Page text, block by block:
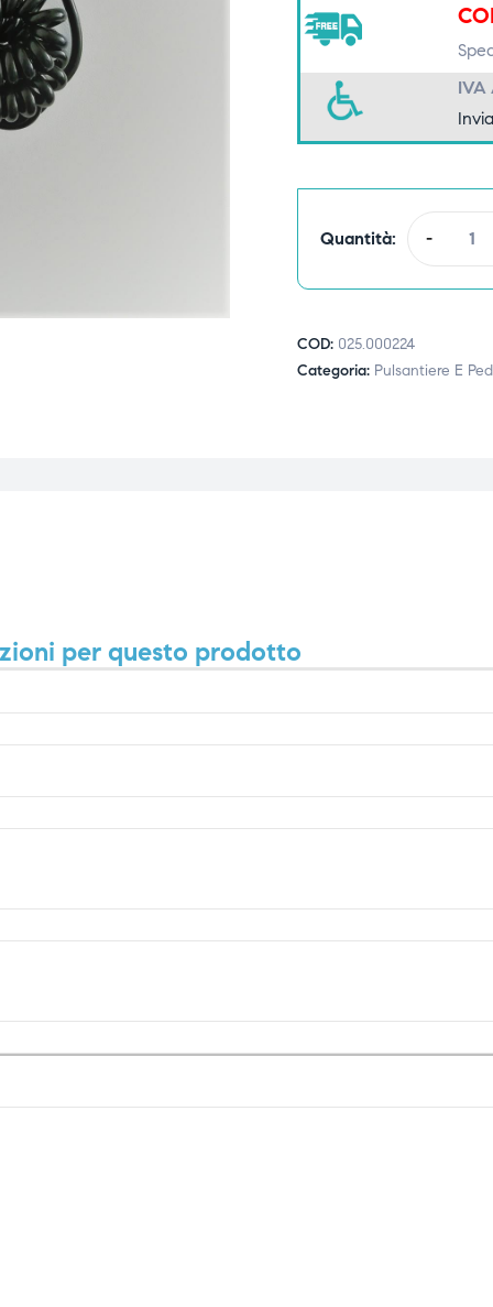
IVA
Quantità: -
COD: 025.000224
Categoria: Pulsantiere E
per questo prodotto